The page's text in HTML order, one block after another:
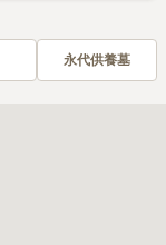
永代供養墓